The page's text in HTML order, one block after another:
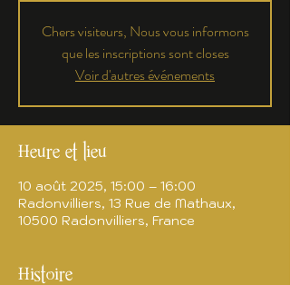
Chers visiteurs, Nous vous informons
que les inscriptions sont closes
Voir d'autres événements
Heure et lieu
10 août 2025, 15:00 – 16:00
Radonvilliers, 13 Rue de Mathaux,
10500 Radonvilliers, France
Histoire